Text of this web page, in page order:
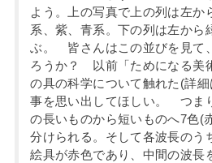
よう。上の写真で上の列は左か
系、紫、青系。下の列は左から
ぶ。 皆さんはこの並びを見て
ろうか？ 以前「ためになる美
の具の科学について触れた(詳
事を思い出してほしい。 つま
の長いものから短いものへ7色(
分けられる。そして各波長のう
絵具が赤色であり、中間の波長